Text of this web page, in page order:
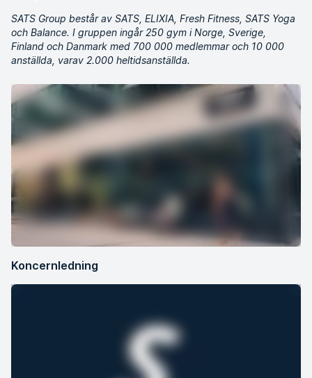
SATS Group består av SATS, ELIXIA, Fresh Fitness, SATS Yoga
och Balance. I gruppen ingår 250 gym i Norge, Sverige,
Finland och Danmark med 700 000 medlemmar och 10 000
anställda, varav 2.000 heltidsanställda.
Koncernledning